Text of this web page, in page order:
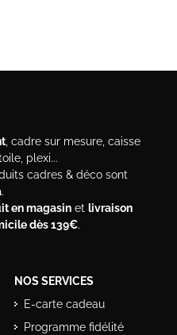
, cadre sur mesure, caisse
plexi...
cadres & déco sont
.
en magasinet livraison
dès 139€.
NOS SERVICES
E-carte cadeau
Programme fidélité